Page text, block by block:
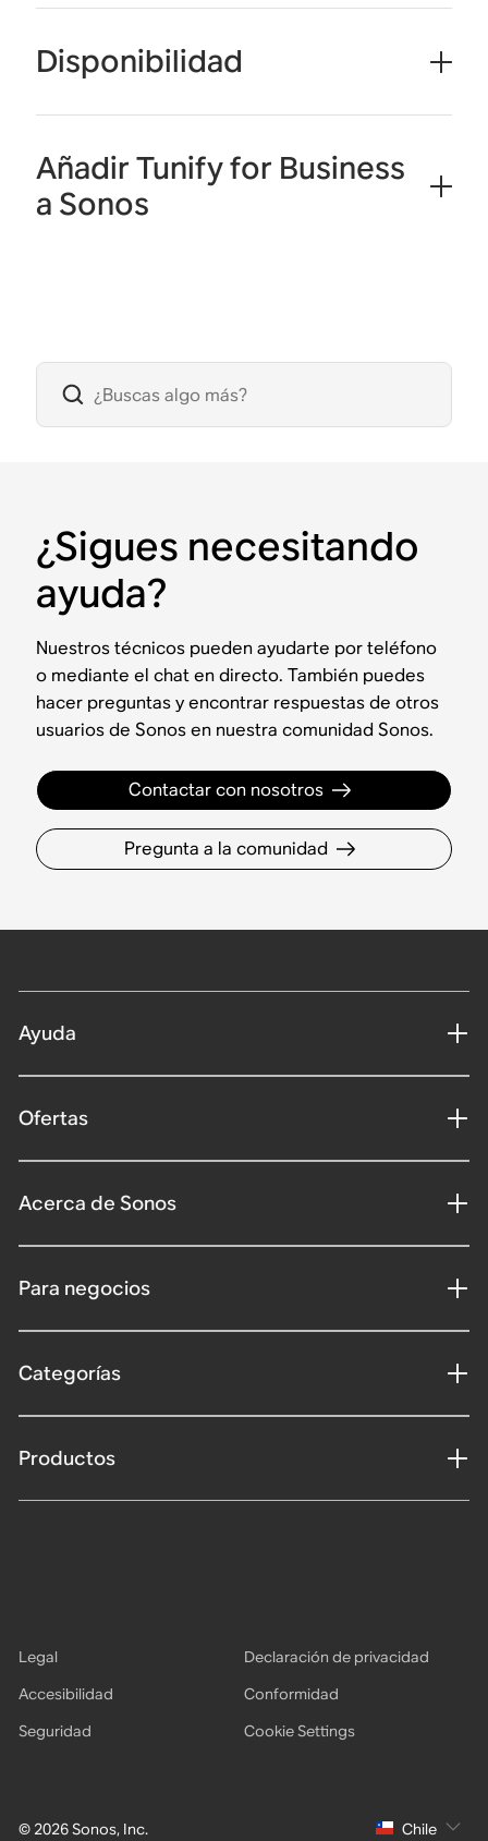
Disponibilidad
Añadir Tunify for Business
a Sonos
¿Sigues necesitando
ayuda?
Nuestros técnicos pueden ayudarte por teléfono
o mediante el chat en directo. También puedes
hacer preguntas y encontrar respuestas de otros
usuarios de Sonos en nuestra comunidad Sonos.
Contactar con nosotros
Pregunta a la comunidad
Ayuda
Ofertas
Acerca de Sonos
Para negocios
Categorías
Productos
© 2026 Sonos, Inc.
Legal
Declaración de privacidad
Accesibilidad
Conformidad
Seguridad
Cookie Settings
Chile